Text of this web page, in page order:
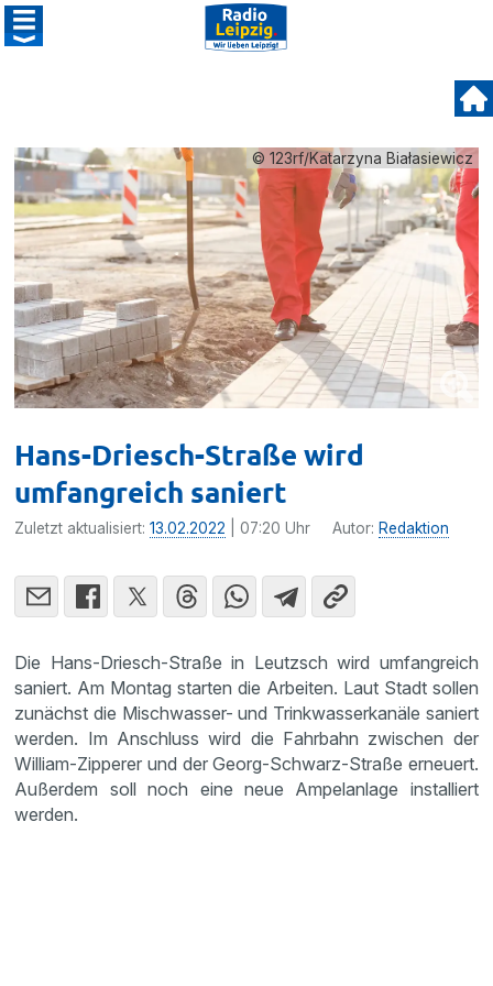
© 123rf/Katarzyna Białasiewicz
Hans-Driesch-Straße wird
umfangreich saniert
Zuletzt aktualisiert:13.02.2022 | 07:20 Uhr Autor: Redaktion
Die Hans-Driesch-Straße in Leutzsch wird umfangreich
saniert. Am Montag starten die Arbeiten. Laut Stadt sollen
zunächst die Mischwasser- und Trinkwasserkanäle saniert
werden. Im Anschluss wird die Fahrbahn zwischen der
William-Zipperer und der Georg-Schwarz-Straße erneuert.
Außerdem soll noch eine neue Ampelanlage installiert
werden.